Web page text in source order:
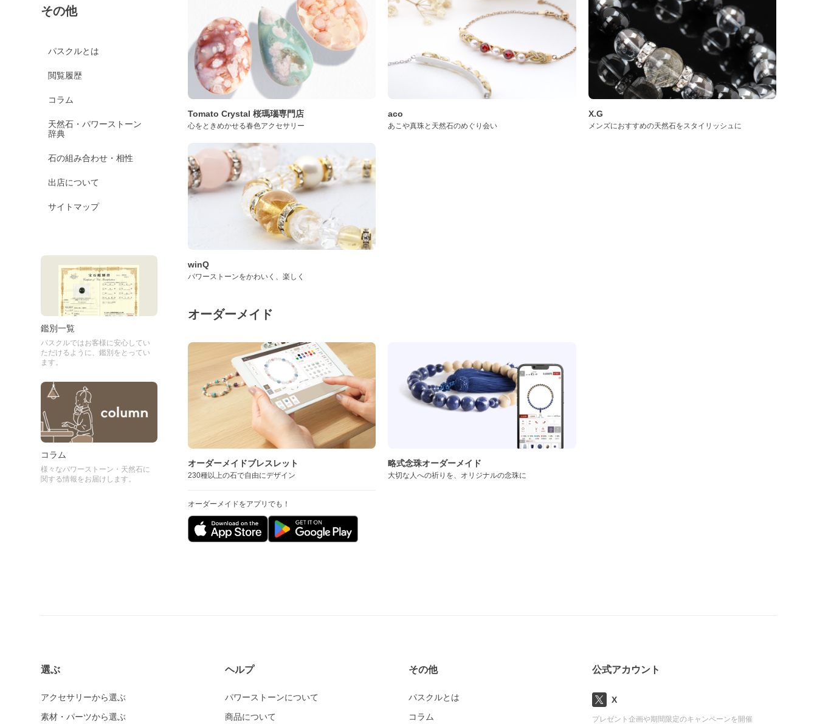
その他
パスクルとは
閲覧履歴
コラム
天然石・パワーストーン
辞典
石の組み合わせ・相性
出店について
サイトマップ
鑑別一覧
パスクルではお客様に安心してい
ただけるように、鑑別をとってい
ます。
コラム
様々なパワーストーン・天然石に
関する情報をお届けします。
Tomato Crystal 桜瑪瑙専門店
心をときめかせる春色アクセサリー
aco
あこや真珠と天然石のめぐり会い
X.G
メンズにおすすめの天然石をスタイリッシュに
winQ
パワーストーンをかわいく、楽しく
オーダーメイド
オーダーメイドブレスレット
230種以上の石で自由にデザイン
オーダーメイドをアプリでも！
略式念珠オーダーメイド
大切な人への祈りを、オリジナルの念珠に
選ぶ
アクセサリーから選ぶ
素材・パーツから選ぶ
ヘルプ
パワーストーンについて
商品について
その他
パスクルとは
コラム
公式アカウント
X
プレゼント企画や期間限定のキャンペーンを開催